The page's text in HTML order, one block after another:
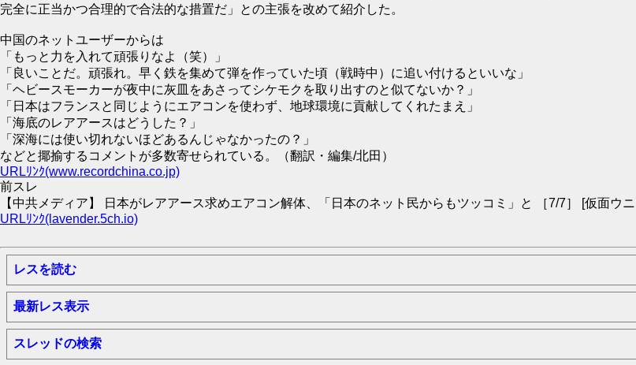
完全に正当かつ合理的で合法的な措置だ」との主張を改めて紹介した。
中国のネットユーザーからは
「もっと力を入れて頑張りなよ（笑）」
「良いことだ。頑張れ。早く鉄を集めて弾を作っていた頃（戦時中）に追い付けるといいな」
「ヘビースモーカーが夜中に灰皿をあさってシケモクを取り出すのと似てないか？」
「日本はフランスと同じようにエアコンを使わず、地球環境に貢献してくれたまえ」
「海底のレアアースはどうした？」
「深海には使い切れないほどあるんじゃなかったの？」
などと揶揄するコメントが多数寄せられている。（翻訳・編集/北田）
URLﾘﾝｸ(www.recordchina.co.jp)
前スレ
【中共メディア】 日本がレアアース求めエアコン解体、「日本のネット民からもツッコミ」と ［7/7］ [仮面ウ
URLﾘﾝｸ(lavender.5ch.io)
レスを読む
最新レス表示
スレッドの検索